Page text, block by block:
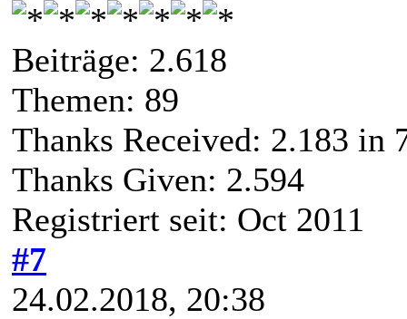
Beiträge: 2.618
Themen: 89
Thanks Received: 2.183 in
Thanks Given: 2.594
Registriert seit: Oct 2011
#7
24.02.2018, 20:38